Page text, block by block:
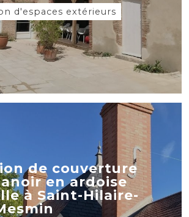
d'espaces extérieurs
de couverture
en ardoise
à Saint-Hilaire-